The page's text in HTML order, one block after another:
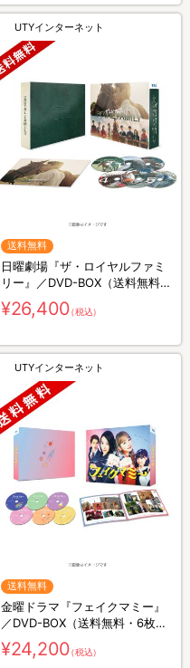
UTYインターネット
送料無料
日曜劇場『ザ・ロイヤルファミ
リー』／DVD-BOX（送料無料・
6枚組）
¥26,400（税込）
UTYインターネット
送料無料
金曜ドラマ『フェイクマミー』
／DVD-BOX（送料無料・6枚
組）
¥24,200（税込）